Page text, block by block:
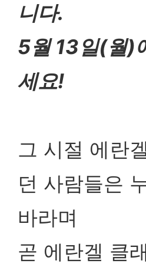
니다.
5월 13일(월)
세요!
그 시절 에란
던 사람들은
바라며
곧 에란겔 클